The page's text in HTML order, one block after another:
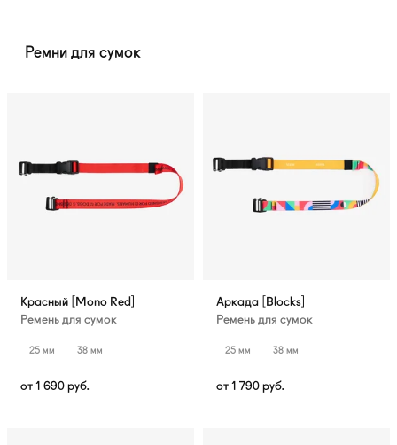
Ремни для сумок
Красный [Mono Red]
Ремень для сумок
25 мм 38 мм
от 1 690 руб.
Аркада [Blocks]
Ремень для сумок
25 мм 38 мм
от 1 790 руб.